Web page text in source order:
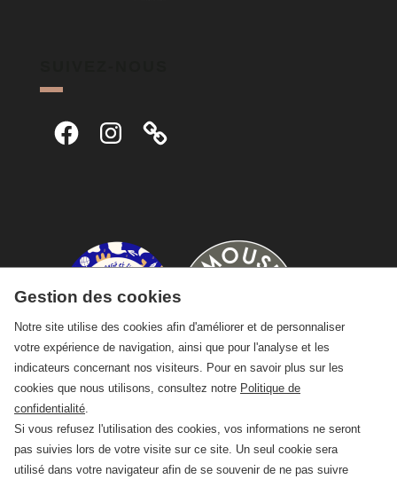
FacebookInstagram
Gestion des cookies
Notre site utilise des cookies afin d'améliorer et de personnaliser
votre expérience de navigation, ainsi que pour l'analyse et les
indicateurs concernant nos visiteurs. Pour en savoir plus sur les
cookies que nous utilisons, consultez notre Politique de
confidentialité
Si vous refusez l'utilisation des cookies, vos informations ne seront
pas suivies lors de votre visite sur ce site. Un seul cookie sera
utilisé dans votre navigateur afin de se souvenir de ne pas suivre